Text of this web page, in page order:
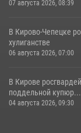
07 августа 2026, 08:39
В Кирово-Чепецке
хулиганстве
06 августа 2026, 07:00
В Кирове
поддельной купюр...
04 августа 2026, 09:30